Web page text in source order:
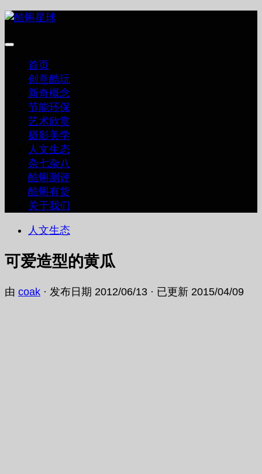
跳
内
首页
创意酷玩
新奇概念
节能环保
艺术欣赏
摄影美学
人文生态
杂七杂八
酷蝌测评
酷蝌有货
关于我们
人文生态
可爱造型的黄瓜
由 coak · 发布日期 2012/06/13 · 已更新 2015/04/09